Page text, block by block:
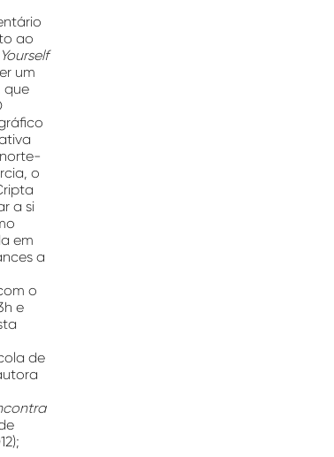
ao
um
que
o
a si
em
a
o
e
de